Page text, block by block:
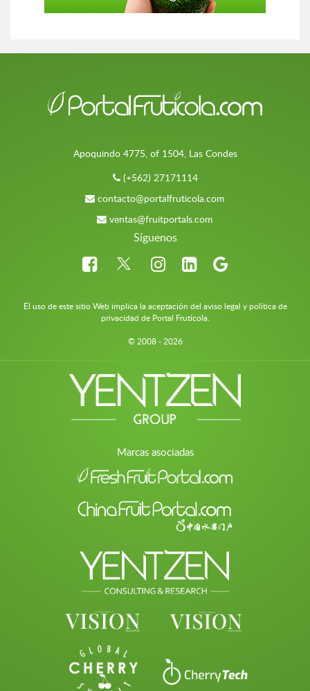
Apoquindo 4775, of 1504, Las Condes
(+562) 27171114
contacto@portalfruticola.com
ventas@fruitportals.com
Síguenos
El uso de este sitio Web implica la aceptación del aviso legal y política de
privacidad de Portal Frutícola.
© 2008 - 2026
Marcas asociadas